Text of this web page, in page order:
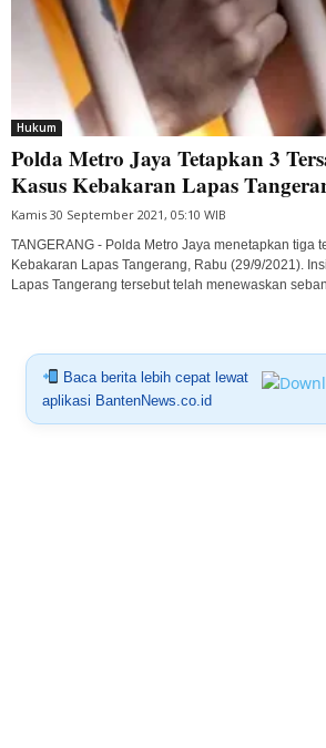
Hukum
Polda Metro Jaya Tetapkan 3
Kasus Kebakaran Lapas
Kamis 30 September 2021, 05:10 WIB
TANGERANG - Polda Metro Jaya menetapkan tiga
Kebakaran Lapas Tangerang, Rabu (29/9/2021).
Lapas Tangerang tersebut telah menewaskan
Baca berita lebih cepat lewat
aplikasi BantenNews.co.id